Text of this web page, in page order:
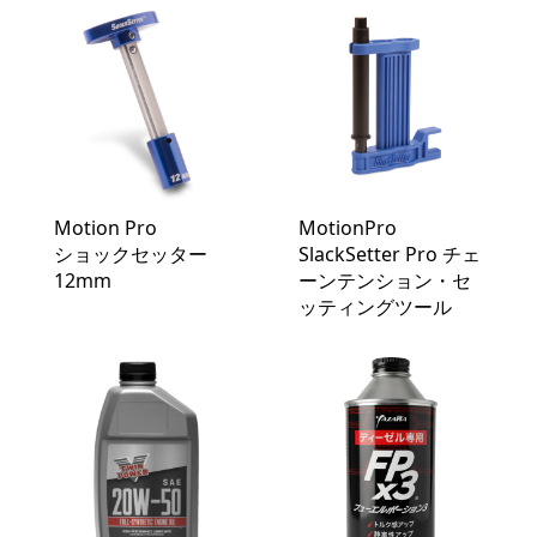
Motion Pro
ショックセッター
12mm
MotionPro
SlackSetter Pro チェ
ーンテンション・セ
ッティングツール